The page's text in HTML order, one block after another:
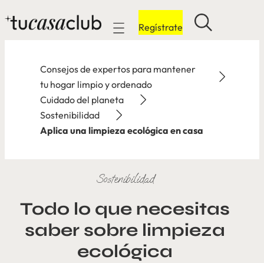
Mobile navigation
Regístrate
Consejos de expertos para mantener
tu hogar limpio y ordenado
Cuidado del planeta
Sostenibilidad
Aplica una limpieza ecológica en casa
Sostenibilidad
Todo lo que necesitas
saber sobre limpieza
ecológica